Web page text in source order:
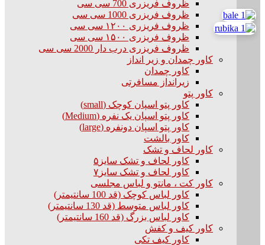
ظروف فریزری 700 سی سی
ظروف فریزری 1000 سی سی
ظروف فریزری ۱۲۰۰ سی سی
ظروف فریزری ۱۵۰۰ سی سی
ظروف فریزری درب دار 2000 سی سی
کاور چمدان و زیر انداز
کاور چمدان
زیرانداز مسافرتی
کاور پتو
کاور پتو اسپان کوچک (small)
کاور پتو اسپان یک نفره (Medium)
کاور پتو اسپان دونفره (large)
کاور بالشت
کاور لحاف و تشک
کاور لحاف و تشک سایز۵
کاور لحاف و تشک سایز۷
کاور کت ، مانتو و لباس مجلسی
کاور لباس کوچک (قد 100 سانتیمتر)
کاور لباس متوسط (قد 130 سانتیمتر)
کاور لباس بزرگ (قد 160 سانتیمتر)
کاور کیف و کفش
کاور کیف تکی